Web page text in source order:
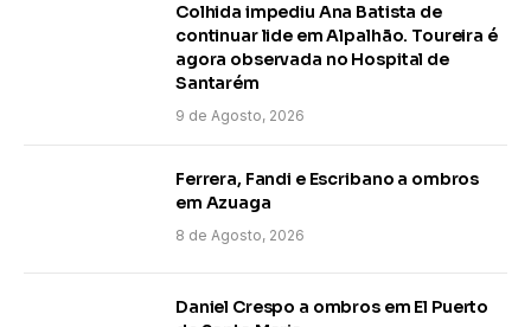
Colhida impediu Ana Batista de
continuar lide em Alpalhão. Toureira é
agora observada no Hospital de
Santarém
9 de Agosto, 2026
Ferrera, Fandi e Escribano a ombros
em Azuaga
8 de Agosto, 2026
Daniel Crespo a ombros em El Puerto